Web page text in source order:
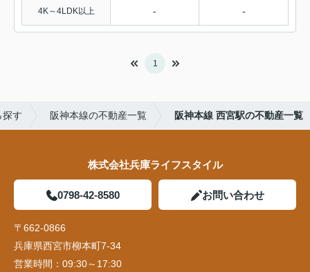
4K～4LDK以上 - -
1
探す 阪神本線の不動産一覧 阪神本線 西宮駅の不動産一覧
株式会社兵庫ライフスタイル
0798-42-8580 お問い合わせ
〒662-0866
兵庫県西宮市柳本町7-34
営業時間： 09:30～17:30